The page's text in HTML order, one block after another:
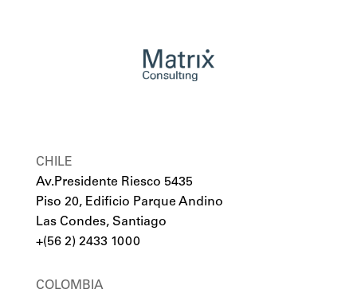
CHILE
Av.Presidente Riesco 5435
Piso 20, Edificio Parque Andino
Las Condes, Santiago
+(56 2) 2433 1000
COLOMBIA